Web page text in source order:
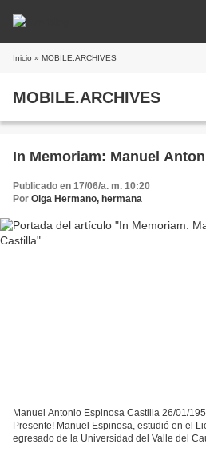
Inicio » MOBILE.ARCHIVES
MOBILE.ARCHIVES
In Memoriam: Manuel
Publicado en 17/06/a. m. 10:20
Por Oiga Hermano, hermana
Manuel Antonio Espinosa Castilla 26/01/
Presente! Manuel Espinosa, estudió en el
egresado de la Universidad del Valle del